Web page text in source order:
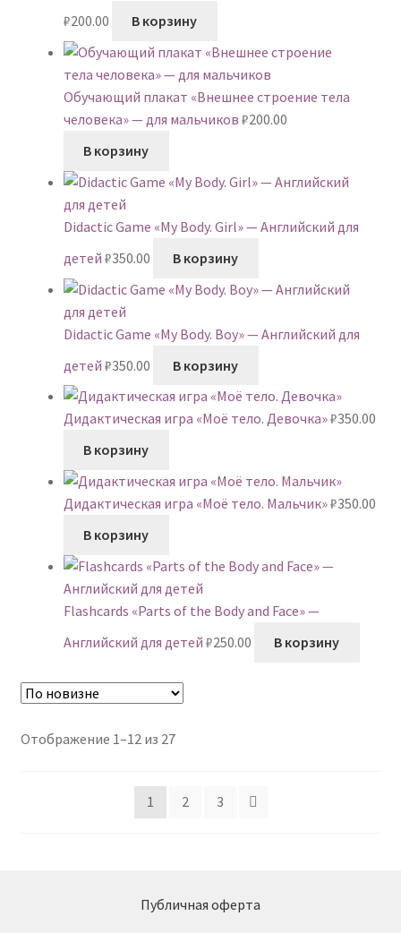
₽200.00 В корзину
Обучающий плакат «Внешнее строение тела
человека» — для мальчиков ₽200.00
В корзину
Didactic Game «My Body. Girl» — Английский для
детей ₽350.00 В корзину
Didactic Game «My Body. Boy» — Английский для
детей ₽350.00 В корзину
Дидактическая игра «Моё тело. Девочка»₽350.00
В корзину
Дидактическая игра «Моё тело. Мальчик»₽350.00
В корзину
Flashcards «Parts of the Body and Face» —
Английский для детей ₽250.00 В корзину
Отображение 1–12 из 27Сортировка:
1
2 3
Публичная оферта